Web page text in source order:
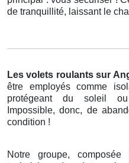
de tranquillité, laissant le
Les volets roulants sur
être employés comme
protégeant du soleil
Impossible, donc, de
condition !
Notre groupe, composée